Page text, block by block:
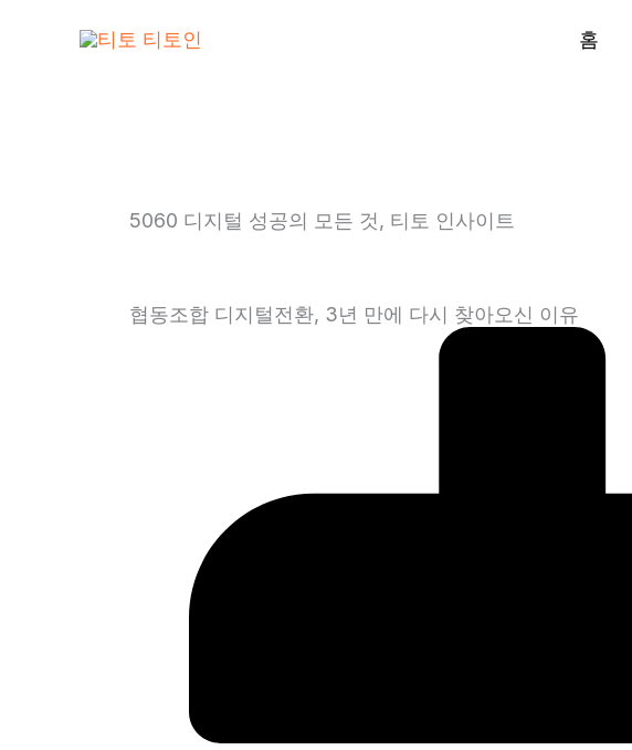
홈
5060 디지털 성공의 모든 것, 티토 인사이트
협동조합 디지털전환, 3년 만에 다시 찾아오신 이유